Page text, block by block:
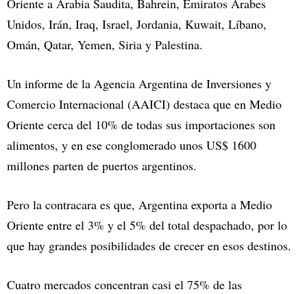
Oriente a Arabia Saudita, Bahrein, Emiratos Árabes
Unidos, Irán, Iraq, Israel, Jordania, Kuwait, Líbano,
Omán, Qatar, Yemen, Siria y Palestina.
Un informe de la Agencia Argentina de Inversiones y
Comercio Internacional (AAICI) destaca que en Medio
Oriente cerca del 10% de todas sus importaciones son
alimentos, y en ese conglomerado unos US$ 1600
millones parten de puertos argentinos.
Pero la contracara es que, Argentina exporta a Medio
Oriente entre el 3% y el 5% del total despachado, por lo
que hay grandes posibilidades de crecer en esos destinos.
Cuatro mercados concentran casi el 75% de las